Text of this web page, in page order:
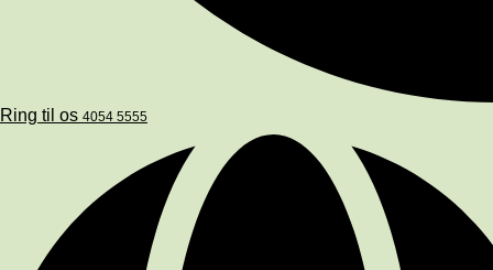
Ring til os 4054 5555